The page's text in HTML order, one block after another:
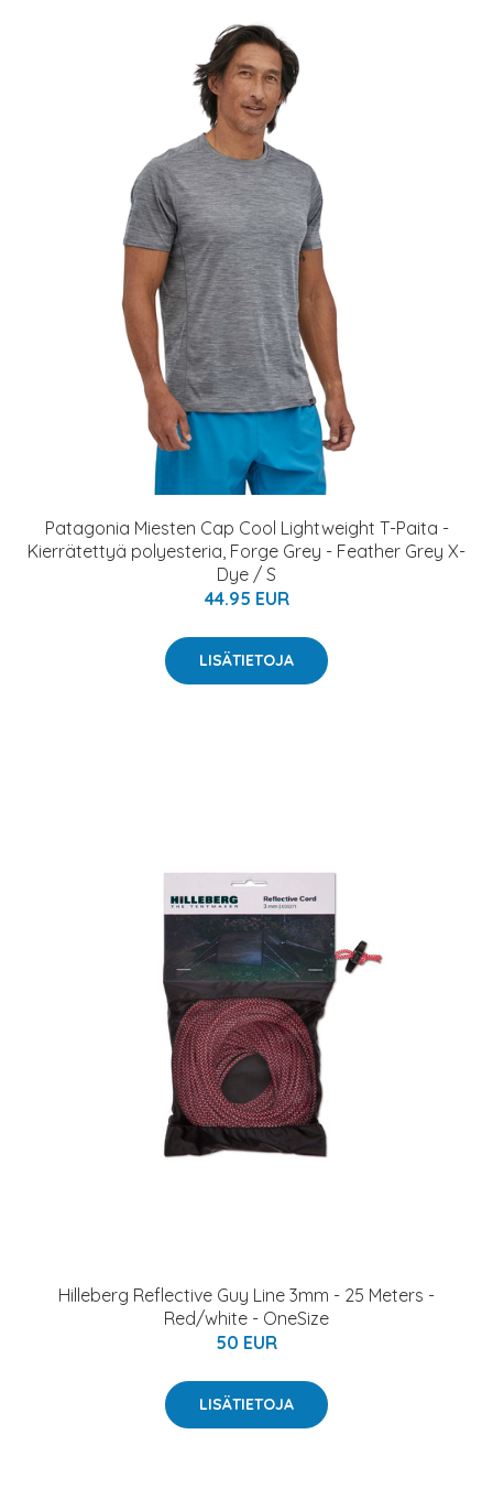
Patagonia Miesten Cap Cool Lightweight T-Paita -
Kierrätettyä polyesteria, Forge Grey - Feather Grey X-
Dye / S
44.95 EUR
LISÄTIETOJA
Hilleberg Reflective Guy Line 3mm - 25 Meters -
Red/white - OneSize
50 EUR
LISÄTIETOJA